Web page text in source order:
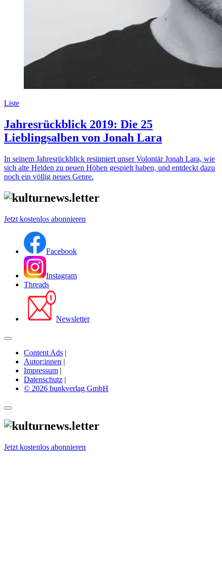
Liste
Jahresrückblick 2019: Die 25
Lieblingsalben von Jonah Lara
In seinem Jahresrückblick resümiert unser Volontär Jonah Lara, wie
sich alte Helden zu neuen Höhen gespielt haben, und entdeckt dazu
noch ein völlig neues Genre.
Jetzt kostenlos abonnieren
Facebook
Instagram
Threads
Newsletter
Content Ads |
Autor:innen |
Impressum |
Datenschutz |
© 2026 bunkverlag GmbH
Jetzt kostenlos abonnieren